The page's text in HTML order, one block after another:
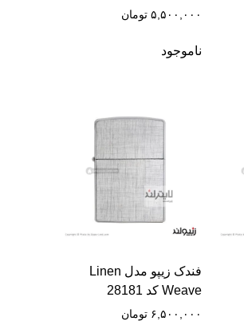
۵,۵۰۰,۰۰۰ تومان
ناموجود
فندک زیپو مدل Linen
Weave کد 28181
۶,۵۰۰,۰۰۰ تومان